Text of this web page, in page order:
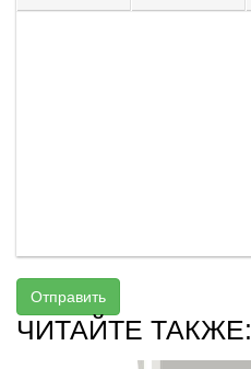
Отправить
ЧИТАЙТЕ ТАКЖЕ: